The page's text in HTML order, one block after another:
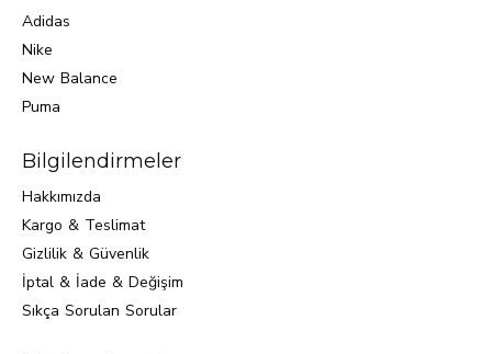
Adidas
Nike
New Balance
Puma
Bilgilendirmeler
Hakkımızda
Kargo & Teslimat
Gizlilik & Güvenlik
İptal & İade & Değişim
Sıkça Sorulan Sorular